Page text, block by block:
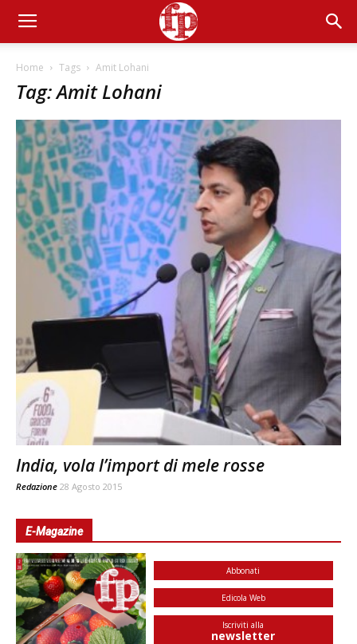
Home Tags Amit Lohani
Tag: Amit Lohani
India, vola l’import di mele rosse
Redazione 28 Agosto 2015
E-Magazine
Abbonati
Edicola Web
Iscriviti alla
newsletter